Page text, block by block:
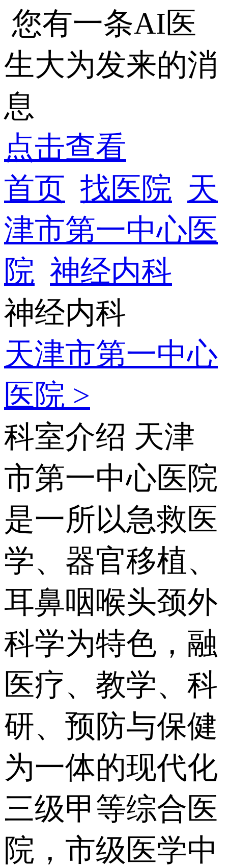
您有一条AI医
生大为发来的消
息
点击查看
首页 找医院 天
津市第一中心医
院 神经内科
神经内科
天津市第一中心
医院 >
科室介绍 天津
市第一中心医院
是一所以急救医
学、器官移植、
耳鼻咽喉头颈外
科学为特色，融
医疗、教学、科
研、预防与保健
为一体的现代化
三级甲等综合医
院，市级医学中